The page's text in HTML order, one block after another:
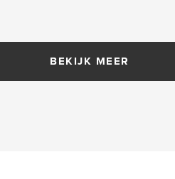
BEKIJK MEER